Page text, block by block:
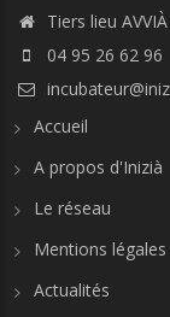
Tiers lieu
04 95 26 62 96
Accueil
A propos d'Inizià
Le réseau
Mentions légales
Actualités